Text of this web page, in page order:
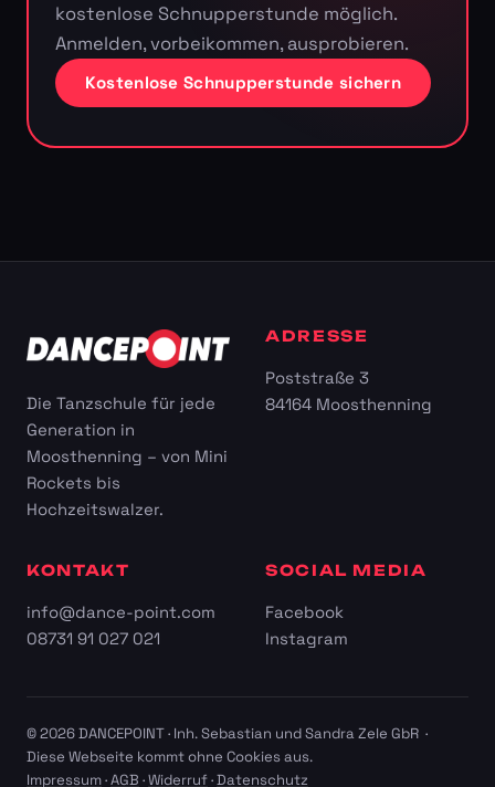
kostenlose Schnupperstunde möglich.
Anmelden, vorbeikommen, ausprobieren.
Kostenlose Schnupperstunde sichern
Die Tanzschule für jede
Generation in
Moosthenning – von Mini
Rockets bis
Hochzeitswalzer.
ADRESSE
Poststraße 3
84164 Moosthenning
KONTAKT
info@dance-point.com
08731 91 027 021
SOCIAL MEDIA
Facebook
Instagram
© 2026 DANCEPOINT · Inh. Sebastian und Sandra Zele GbR ·
Diese Webseite kommt ohne Cookies aus.
Impressum·AGB ·Widerruf·Datenschutz